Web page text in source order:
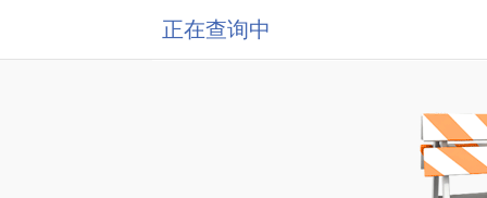
正在查询中